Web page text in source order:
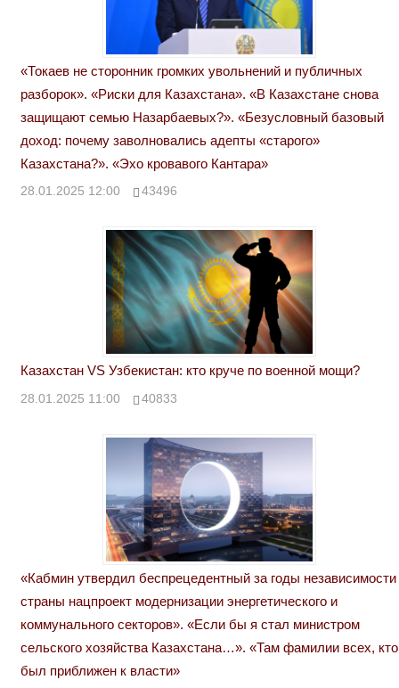
«Токаев не сторонник громких увольнений и публичных
разборок». «Риски для Казахстана». «В Казахстане снова
защищают семью Назарбаевых?». «Безусловный базовый
доход: почему заволновались адепты «старого»
Казахстана?». «Эхо кровавого Кантара»
28.01.2025 12:00 43496
Казахстан VS Узбекистан: кто круче по военной мощи?
28.01.2025 11:00 40833
«Кабмин утвердил беспрецедентный за годы независимости
страны нацпроект модернизации энергетического и
коммунального секторов». «Если бы я стал министром
сельского хозяйства Казахстана…». «Там фамилии всех, кто
был приближен к власти»